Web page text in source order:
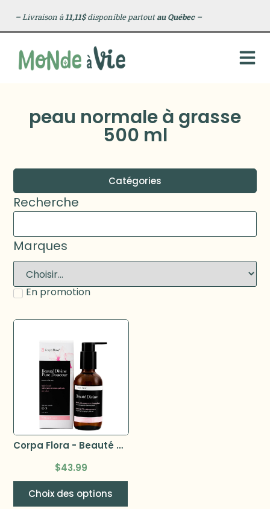
–Livraison à11,11$disponible partoutau Québec –
peau normale à grasse
500 ml
Catégories
Recherche
Marques
En promotion
Corpa Flora - Beauté divine Huile nettoyante
$43.99
Choix des options